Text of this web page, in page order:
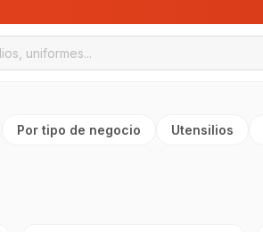
Por tipo de negocio Utensilios